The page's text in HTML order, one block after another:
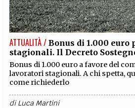
EXTRA
CODICI RUBRICHE LIBRI PROCEEDINGS
SOCIAL
ATTUALITÀ / Bonus di 1.000
stagionali. Il Decreto
Bonus di 1.000 euro a favore del
lavoratori stagionali. A chi spetta,
come richiederlo
diLuca Martini